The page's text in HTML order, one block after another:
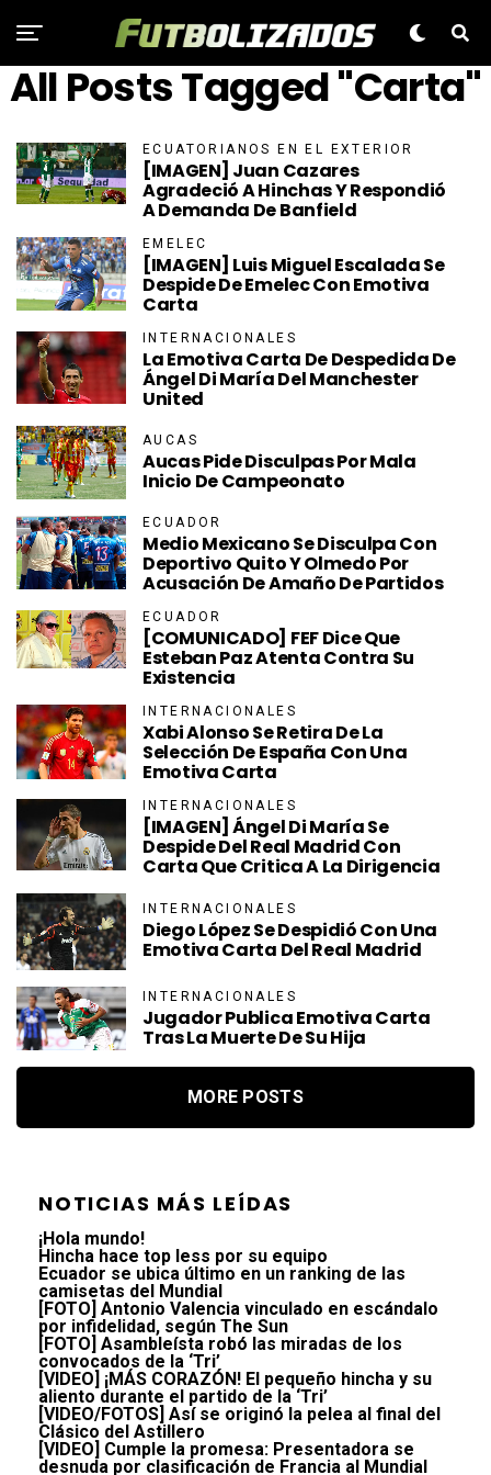
All Posts Tagged "Carta"
ECUATORIANOS EN EL EXTERIOR
[IMAGEN] Juan Cazares
Agradeció A Hinchas Y Respondió
A Demanda De Banfield
EMELEC
[IMAGEN] Luis Miguel Escalada Se
Despide De Emelec Con Emotiva
Carta
INTERNACIONALES
La Emotiva Carta De Despedida De
Ángel Di María Del Manchester
United
AUCAS
Aucas Pide Disculpas Por Mala
Inicio De Campeonato
ECUADOR
Medio Mexicano Se Disculpa Con
Deportivo Quito Y Olmedo Por
Acusación De Amaño De Partidos
ECUADOR
[COMUNICADO] FEF Dice Que
Esteban Paz Atenta Contra Su
Existencia
INTERNACIONALES
Xabi Alonso Se Retira De La
Selección De España Con Una
Emotiva Carta
INTERNACIONALES
[IMAGEN] Ángel Di María Se
Despide Del Real Madrid Con
Carta Que Critica A La Dirigencia
INTERNACIONALES
Diego López Se Despidió Con Una
Emotiva Carta Del Real Madrid
INTERNACIONALES
Jugador Publica Emotiva Carta
Tras La Muerte De Su Hija
MORE POSTS
NOTICIAS MÁS LEÍDAS
¡Hola mundo!
Hincha hace top less por su equipo
Ecuador se ubica último en un ranking de las
camisetas del Mundial
[FOTO] Antonio Valencia vinculado en escándalo
por infidelidad, según The Sun
[FOTO] Asambleísta robó las miradas de los
convocados de la ‘Tri’
[VIDEO] ¡MÁS CORAZÓN! El pequeño hincha y su
aliento durante el partido de la ‘Tri’
[VIDEO/FOTOS] Así se originó la pelea al final del
Clásico del Astillero
[VIDEO] Cumple la promesa: Presentadora se
desnuda por clasificación de Francia al Mundial